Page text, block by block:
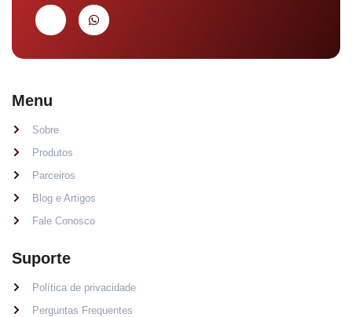
Menu
Sobre
Produtos
Parceiros
Blog e Artigos
Fale Conosco
Suporte
Política de privacidade
Perguntas Frequentes